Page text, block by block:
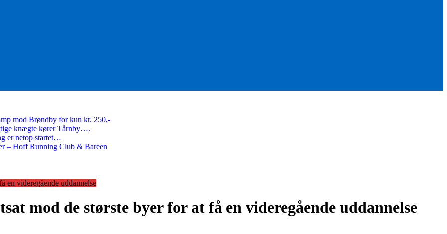
mod Brøndby for kun kr. 250,-
knægte kører Tårnby….
er netop startet…
– Hoff Running Club & Bareen
en videregående uddannelse
mod de største byer for at få en videregående uddannelse